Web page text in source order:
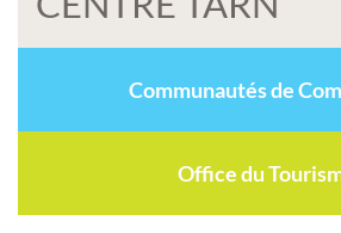
Communautés de
Office du